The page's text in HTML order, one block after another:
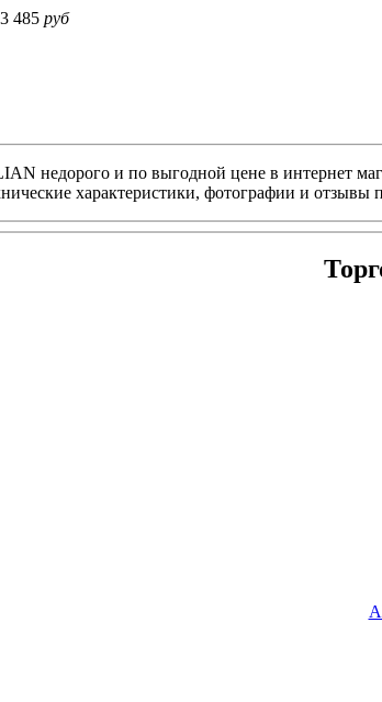
485 руб
недорого и по выгодной цене в интернет
характеристики, фотографии и